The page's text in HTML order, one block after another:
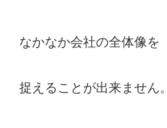
なかなか会社の全体像を
捉えることが出来ません。